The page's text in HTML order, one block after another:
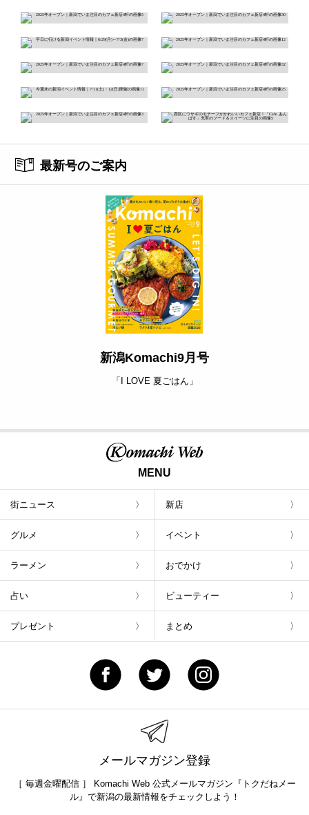
最新号のご案内
新潟Komachi9月号
「I LOVE 夏ごはん」
MENU
街ニュース 新店
グルメ イベント
ラーメン おでかけ
占い ビューティー
プレゼント まとめ
メールマガジン登録
［ 毎週金曜配信 ］ Komachi Web 公式メールマガジン『トクだねメー
ル』で新潟の最新情報をチェックしよう！